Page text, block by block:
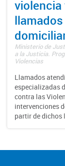
violencia
Ministerio de
a la Justicia.
Violencias
Llamados
especializadas
contra las
intervenciones
partir de dichos